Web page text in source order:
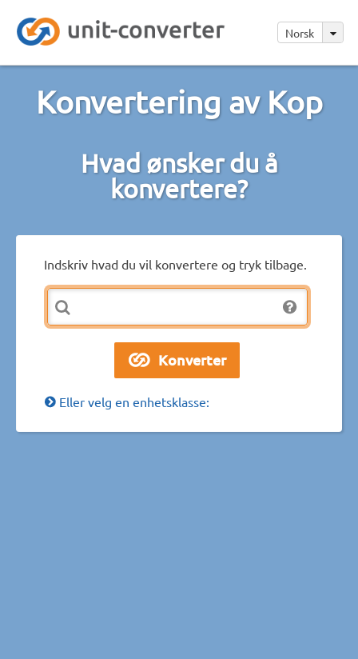
Norsk
Konvertering av Kop
Hvad ønsker du å
konvertere?
Indskriv hvad du vil konvertere og tryk tilbage.
Eller velg en enhetsklasse: